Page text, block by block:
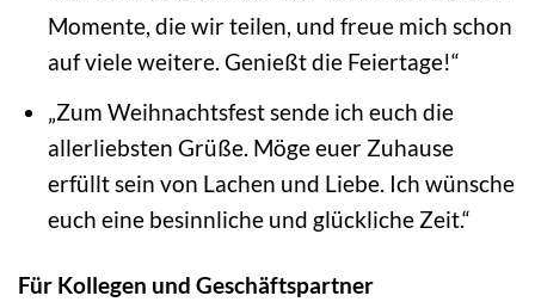
Momente, die wir teilen, und freue mich schon
auf viele weitere. Genießt die Feiertage!“
„Zum Weihnachtsfest sende ich euch die
allerliebsten Grüße. Möge euer Zuhause
erfüllt sein von Lachen und Liebe. Ich wünsche
euch eine besinnliche und glückliche Zeit.“
Für Kollegen und Geschäftspartner